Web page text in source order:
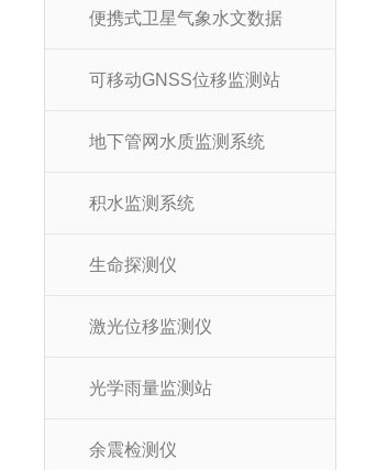
便携式卫星气象水文数据
可移动GNSS位移监测站
地下管网水质监测系统
积水监测系统
生命探测仪
激光位移监测仪
光学雨量监测站
余震检测仪